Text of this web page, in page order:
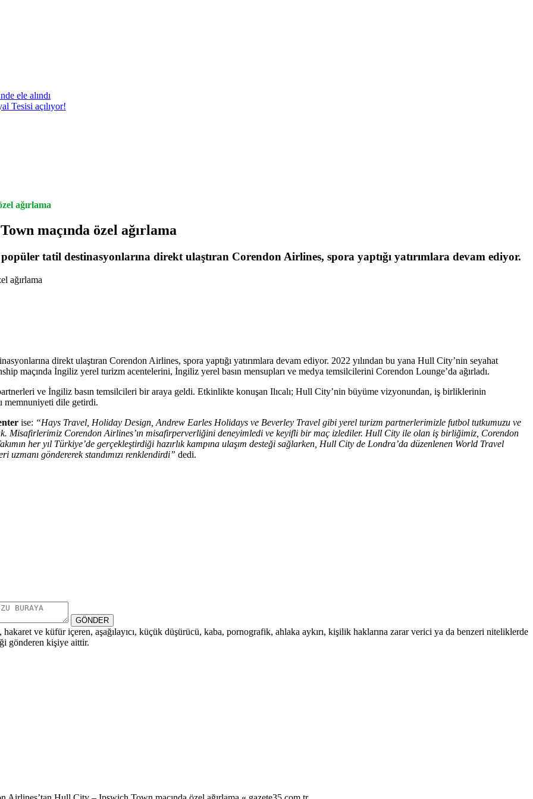
ele alındı
Tesisi açılıyor!
ağırlama
maçında özel ağırlama
tatil destinasyonlarına direkt ulaştıran Corendon Airlines, spora yaptığı yatırımlara devam ediyor.
direkt ulaştıran Corendon Airlines, spora yaptığı yatırımlara devam ediyor. 2022 yılından bu yana Hull City’nin seyahat
maçında İngiliz yerel turizm acentelerini, İngiliz yerel basın mensupları ve medya temsilcilerini Corendon Lounge’da ağırladı.
ve İngiliz basın temsilcileri bir araya geldi. Etkinlikte konuşan Ilıcalı; Hull City’nin büyüme vizyonundan, iş birliklerinin
memnuniyeti dile getirdi.
ise: “Hays Travel, Holiday Design, Andrew Earles Holidays ve Beverley Travel gibi yerel turizm partnerlerimizle futbol tutkumuzu ve
Misafirlerimiz Corendon Airlines’ın misafirperverliğini deneyimledi ve keyifli bir maç izlediler. Hull City ile olan iş birliğimiz, Corendon
her yıl Türkiye’de gerçekleştirdiği hazırlık kampına ulaşım desteği sağlarken, Hull City de Londra’da düzenlenen World Travel
uzmanı göndererek standımızı renklendirdi” dedi.
GÖNDER
hakaret ve küfür içeren, aşağılayıcı, küçük düşürücü, kaba, pornografik, ahlaka aykırı, kişilik haklarına zarar verici ya da benzeri niteliklerde
gönderen kişiye aittir.